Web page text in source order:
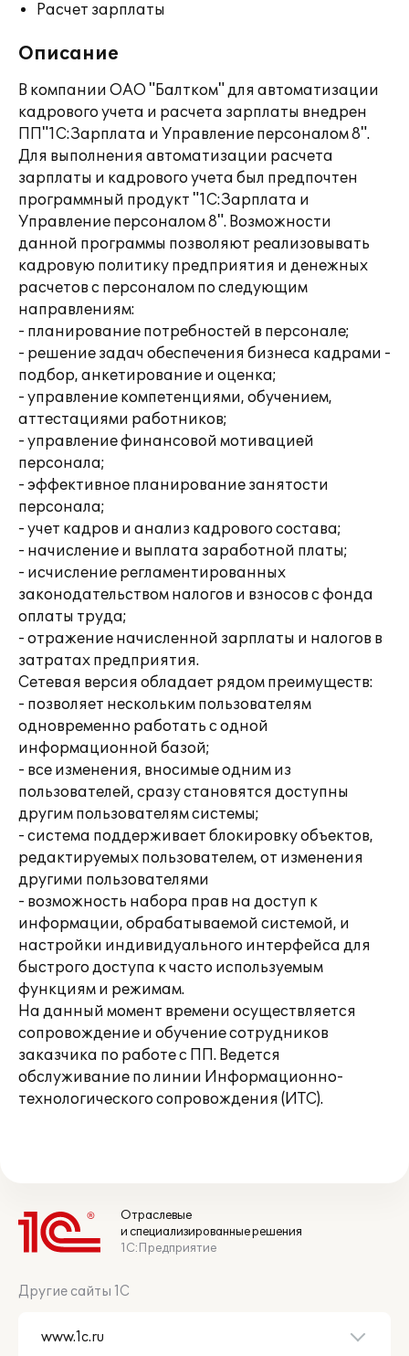
Расчет зарплаты
Описание
В компании ОАО "Балтком" для автоматизации
кадрового учета и расчета зарплаты внедрен
ПП"1С:Зарплата и Управление персоналом 8".
Для выполнения автоматизации расчета
зарплаты и кадрового учета был предпочтен
программный продукт "1С:Зарплата и
Управление персоналом 8". Возможности
данной программы позволяют реализовывать
кадровую политику предприятия и денежных
расчетов с персоналом по следующим
направлениям:
- планирование потребностей в персонале;
- решение задач обеспечения бизнеса кадрами -
подбор, анкетирование и оценка;
- управление компетенциями, обучением,
аттестациями работников;
- управление финансовой мотивацией
персонала;
- эффективное планирование занятости
персонала;
- учет кадров и анализ кадрового состава;
- начисление и выплата заработной платы;
- исчисление регламентированных
законодательством налогов и взносов с фонда
оплаты труда;
- отражение начисленной зарплаты и налогов в
затратах предприятия.
Сетевая версия обладает рядом преимуществ:
- позволяет нескольким пользователям
одновременно работать с одной
информационной базой;
- все изменения, вносимые одним из
пользователей, сразу становятся доступны
другим пользователям системы;
- система поддерживает блокировку объектов,
редактируемых пользователем, от изменения
другими пользователями
- возможность набора прав на доступ к
информации, обрабатываемой системой, и
настройки индивидуального интерфейса для
быстрого доступа к часто используемым
функциям и режимам.
На данный момент времени осуществляется
сопровождение и обучение сотрудников
заказчика по работе с ПП. Ведется
обслуживание по линии Информационно-
технологического сопровождения (ИТС).
Отраслевые
и специализированные решения
1С:Предприятие
Другие сайты 1С